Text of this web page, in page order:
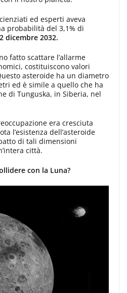
ed esperti aveva
probabilità del 3,1% di
dicembre 2032.
fatto scattare l’allarme
costituiscono valori
asteroide ha un diametro
ed è simile a quello che ha
di Tunguska, in Siberia, nel
era cresciuta
l’esistenza dell’asteroide
di tali dimensioni
città.
con la Luna?